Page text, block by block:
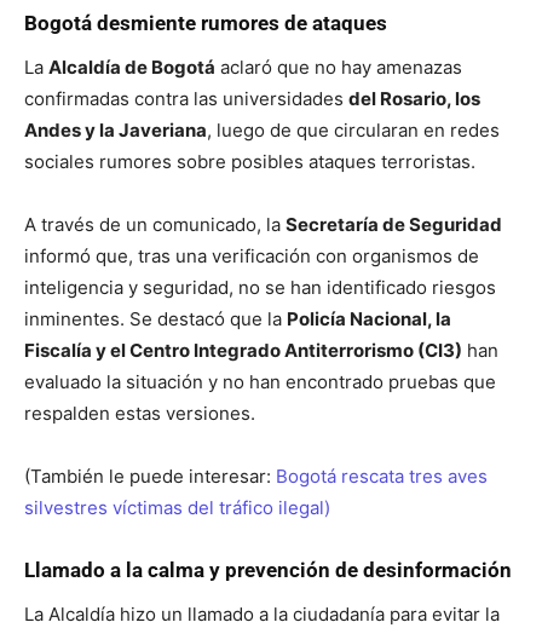
Bogotá desmiente rumores de ataques
La Alcaldía de Bogotá aclaró que no hay amenazas
confirmadas contra las universidades del Rosario, los
Andes y la Javeriana, luego de que circularan en redes
sociales rumores sobre posibles ataques terroristas.
A través de un comunicado, la Secretaría de Seguridad
informó que, tras una verificación con organismos de
inteligencia y seguridad, no se han identificado riesgos
inminentes. Se destacó que la Policía Nacional, la
Fiscalía y el Centro Integrado Antiterrorismo (CI3) han
evaluado la situación y no han encontrado pruebas que
respalden estas versiones.
(También le puede interesar: Bogotá rescata tres aves
silvestres víctimas del tráfico ilegal)
Llamado a la calma y prevención de desinformación
La Alcaldía hizo un llamado a la ciudadanía para evitar la